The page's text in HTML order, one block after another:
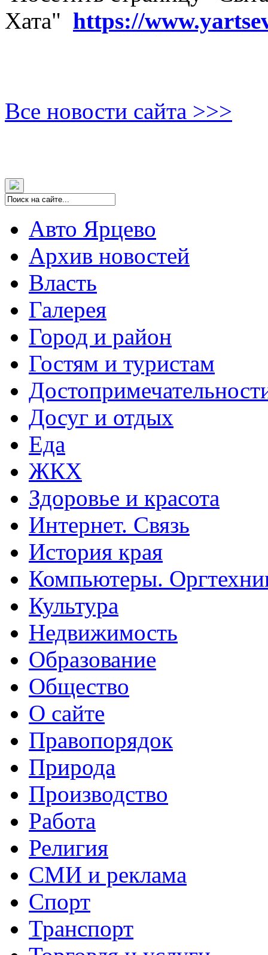
Хата" https://
Все новости сайта >>>
Авто Ярцево
Архив новостей
Власть
Галерея
Город и район
Гостям и туристам
Досуг и отдых
Еда
ЖКХ
Здоровье и красота
Интернет. Связь
История края
Компьютеры.
Культура
Недвижимость
Образование
Общество
О сайте
Правопорядок
Природа
Производство
Работа
Религия
СМИ и реклама
Спорт
Транспорт